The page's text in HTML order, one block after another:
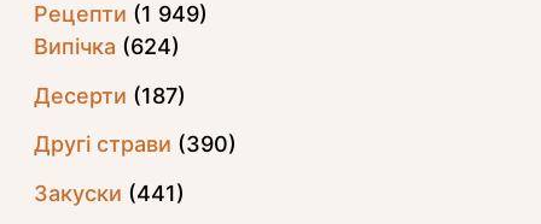
Рецепти (1 949)
Випічка (624)
Десерти (187)
Другі страви (390)
Закуски (441)